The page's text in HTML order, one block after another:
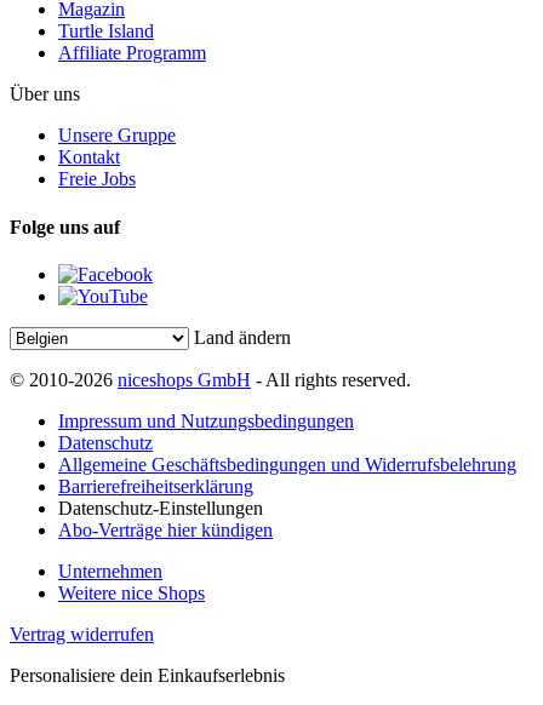
Magazin
Turtle Island
Affiliate Programm
Über uns
Unsere Gruppe
Kontakt
Freie Jobs
Folge uns auf
Land ändern
© 2010-2026 niceshops GmbH - All rights reserved.
Impressum und Nutzungsbedingungen
Datenschutz
Allgemeine Geschäftsbedingungen und Widerrufsbelehrung
Barrierefreiheitserklärung
Datenschutz-Einstellungen
Abo-Verträge hier kündigen
Unternehmen
Weitere nice Shops
Vertrag widerrufen
Personalisiere dein Einkaufserlebnis